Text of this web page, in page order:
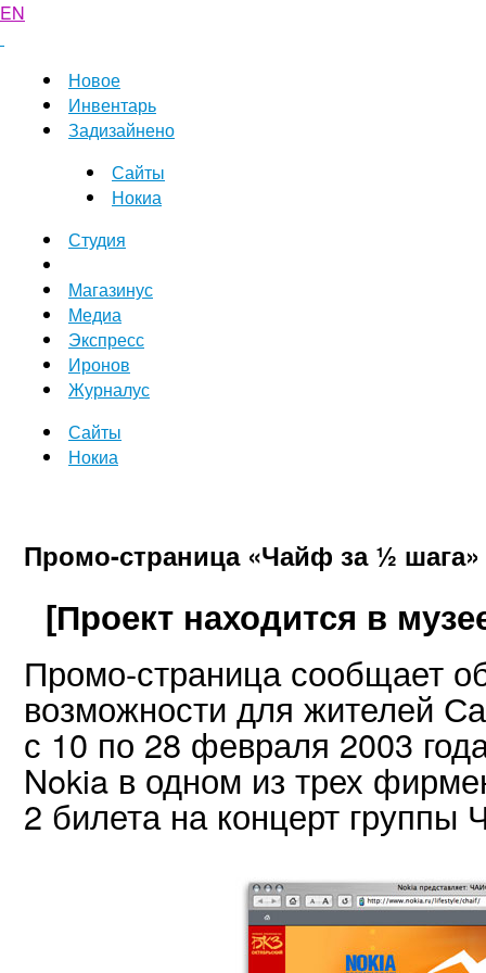
EN
Новое
Инвентарь
Задизайнено
Сайты
Нокиа
Студия
Магазинус
Медиа
Экспресс
Иронов
Журналус
Сайты
Нокиа
Промо-страница «Чайф за ½ шага»
[Проект находится в
Промо-страница сообщает
возможности для жителей
с 10 по 28 февраля 2003
Nokia в одном из трех
2 билета на концерт